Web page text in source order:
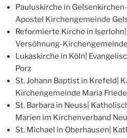
Pauluskirche in
Apostel Kirchengemeinde
Reformierte Kirche in
Versöhnung-
Lukaskirche in Köln|
Porz
St. Johann Baptist in Krefeld|
Kirchengemeinde Maria
St. Barbara in Neuss|
Marien im Kirchenverband
St. Michael in Oberhausen|